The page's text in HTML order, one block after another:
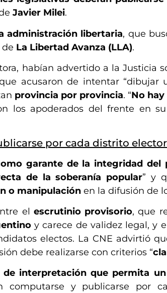
Javier Milei.
administración libertaria, que
La Libertad Avanza (LLA).
habían advertido a la Justicia
acusaron de intentar “dibujar
provincia por provincia. “No
los apoderados del frente en
por cada distrito
garante de la integridad del
de la soberanía popular” y
o manipulación en la difusión de
el escrutinio provisorio, que
y carece de validez legal, y
electos. La CNE advirtió
debe realizarse con criterios “
interpretación que permita
computarse y publicarse por